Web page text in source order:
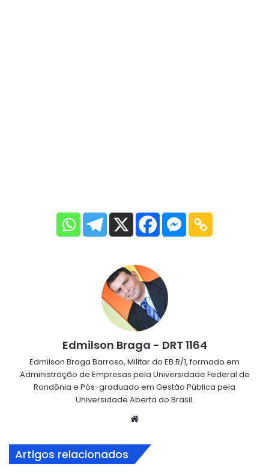
Edmilson Braga - DRT 1164
Edmilson Braga Barroso, Militar do EB R/1, formado em
Administração de Empresas pela Universidade Federal de
Rondônia e Pós-graduado em Gestão Pública pela
Universidade Aberta do Brasil.
Artigos relacionados